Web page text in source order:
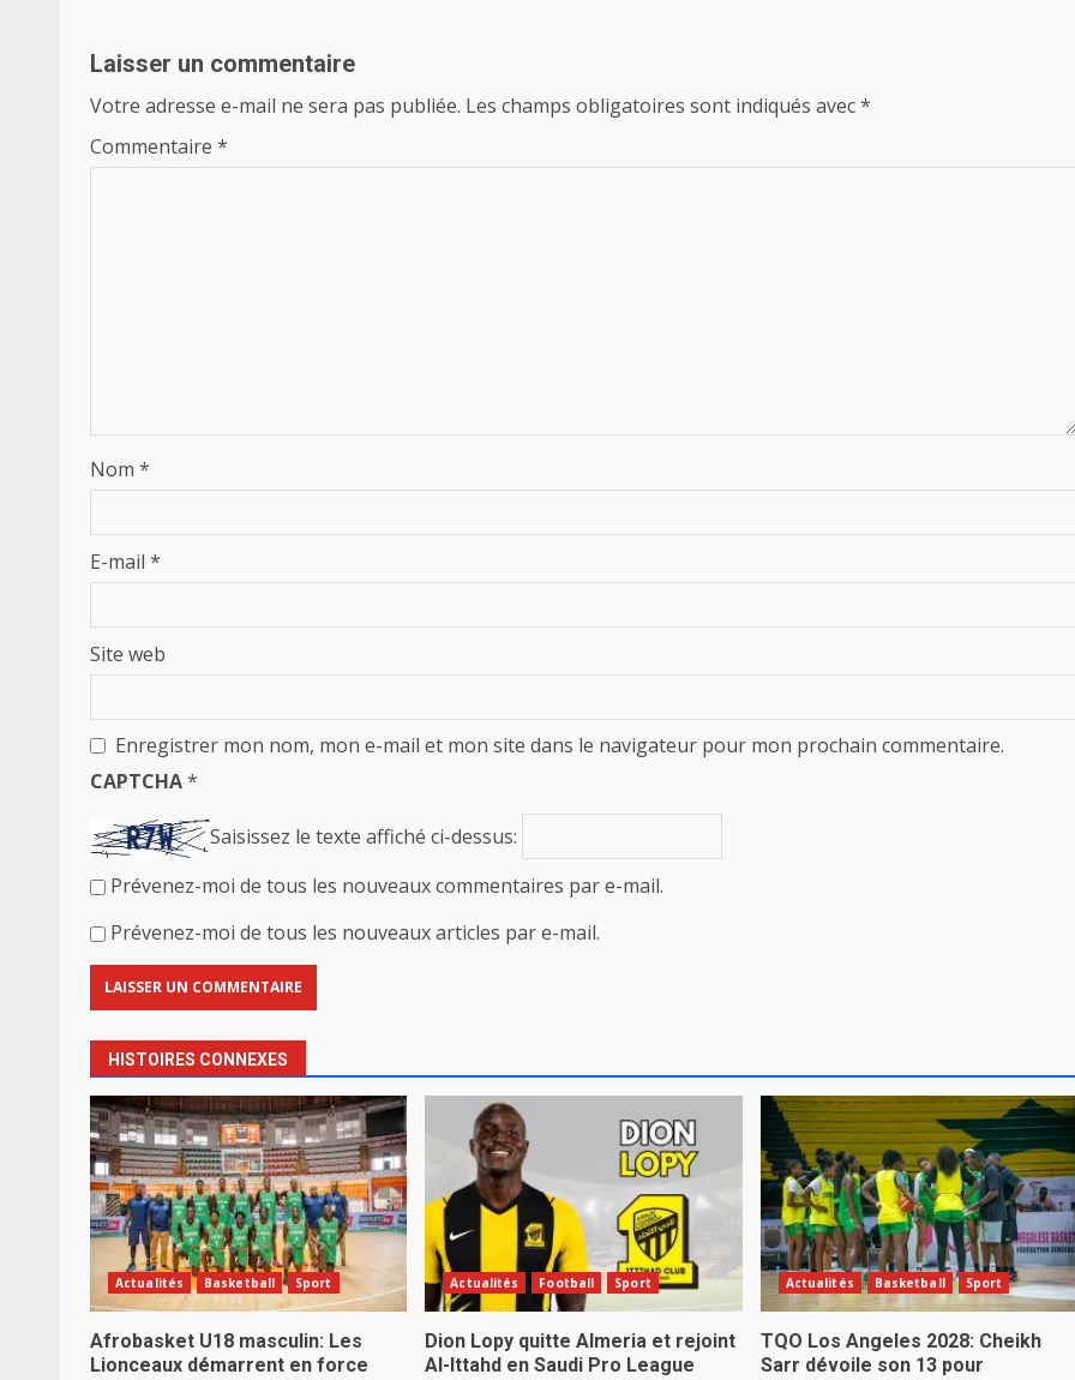
Laisser un commentaire
Votre adresse e-mail ne sera pas publiée. Les champs obligatoires sont indiqués avec*
Commentaire *
Nom *
E-mail *
Site web
Enregistrer mon nom, mon e-mail et mon site dans le navigateur pour mon prochain commentaire.
CAPTCHA*
Saisissez le texte affiché ci-dessus:
Prévenez-moi de tous les nouveaux commentaires par e-mail.
Prévenez-moi de tous les nouveaux articles par e-mail.
HISTOIRES CONNEXES
Actualités Basketball Sport
Afrobasket U18 masculin: Les
Lionceaux démarrent en force
Actualités Football Sport
Dion Lopy quitte Almeria et rejoint
Al-Ittahd en Saudi Pro League
Actualités Basketball Sport
TQO Los Angeles 2028: Cheikh
Sarr dévoile son 13 pour